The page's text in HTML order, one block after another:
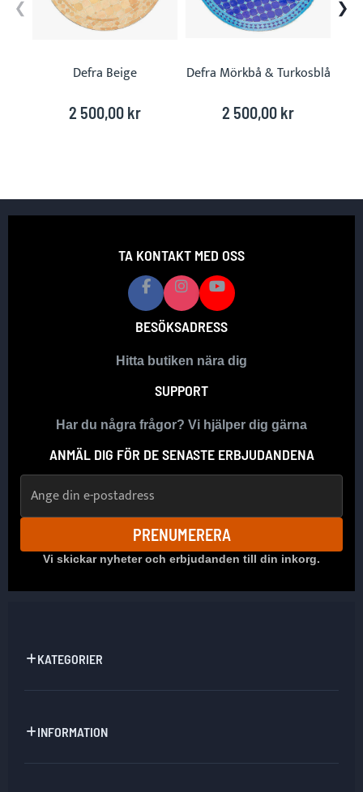
Defra Beige
2 500,00 kr
Defra Mörkbå & Turkosblå
2 500,00 kr
TA KONTAKT MED OSS
BESÖKSADRESS
Hitta butiken nära dig
SUPPORT
Har du några frågor? Vi hjälper dig gärna
ANMÄL DIG FÖR DE SENASTE ERBJUDANDENA
PRENUMERERA
Vi skickar nyheter och erbjudanden till din inkorg.
KATEGORIER
INFORMATION